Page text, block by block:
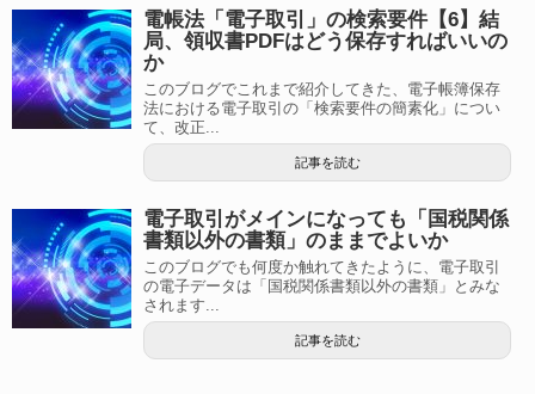
電帳法「電子取引」の検索要件【6】結
局、領収書PDFはどう保存すればいいの
か
このブログでこれまで紹介してきた、電子帳簿保存
法における電子取引の「検索要件の簡素化」につい
て、改正...
記事を読む
電子取引がメインになっても「国税関係
書類以外の書類」のままでよいか
このブログでも何度か触れてきたように、電子取引
の電子データは「国税関係書類以外の書類」とみな
されます...
記事を読む